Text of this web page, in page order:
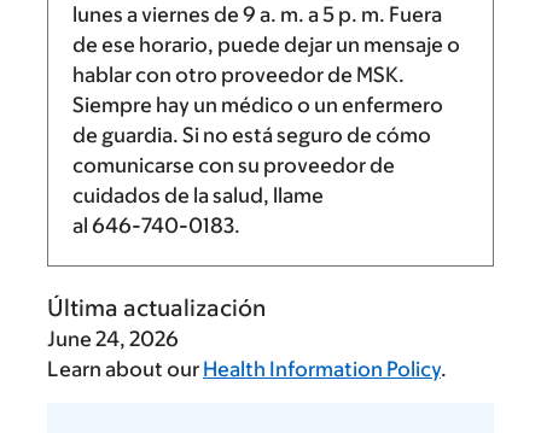
lunes a viernes de 9 a. m. a5 p. m. Fuera
de ese horario, puede dejar un mensaje o
hablar con otro proveedor de MSK.
Siempre hay un médico o un enfermero
de guardia. Si no está seguro de cómo
comunicarse con su proveedor de
cuidados de la salud, llame
al 646-740-0183.
Última actualización
June 24, 2026
Learn about our Health Information Policy.